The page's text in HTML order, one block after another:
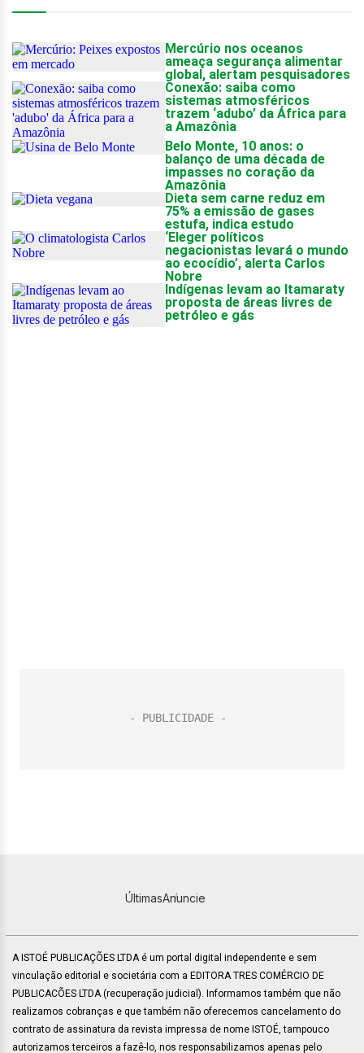
ÚltimasAnuncie
A ISTOÉ PUBLICAÇÕES LTDA é um portal digital independente e sem
vinculação editorial e societária com a EDITORA TRES COMÉRCIO DE
PUBLICACÕES LTDA (recuperação judicial). Informamos também que não
realizamos cobranças e que também não oferecemos cancelamento do
contrato de assinatura da revista impressa de nome ISTOÉ, tampouco
autorizamos terceiros a fazê-lo, nos responsabilizamos apenas pelo